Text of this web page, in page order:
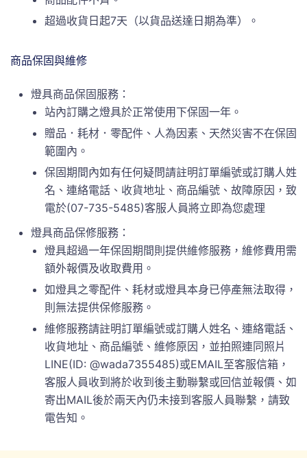
超過收貨日起7天（以貨品送達日期為準）。
商品保固與維修
燈具商品保固服務：
站內訂購之燈具於正常使用下保固一年。
贈品．耗材．零配件、人為因素、天然災害不在保固
範圍內。
保固期間內如有任何疑問請註明訂單編號或訂購人姓
名、連絡電話、收貨地址、商品編號、故障原因，致
電於(07-735-5485)客服人員將立即為您處理
燈具商品保修服務：
燈具超過一年保固期間則提供維修服務，維修費用需
額外報價及收取費用。
如燈具之零配件、耗材或燈具本身已停產無法取得，
則無法提供保修服務。
維修服務請註明訂單編號或訂購人姓名、連絡電話、
收貨地址、商品編號、維修原因，並拍照連同照片
LINE(ID: @wada7355485)或EMAIL至客服信箱，
客服人員收到將於收到後主動聯繫或回信並報價、如
寄出MAIL後於兩天內仍未接到客服人員聯繫，請致
電告知。